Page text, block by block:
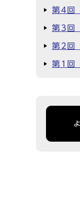
第4回
第3回
第2回
第1回